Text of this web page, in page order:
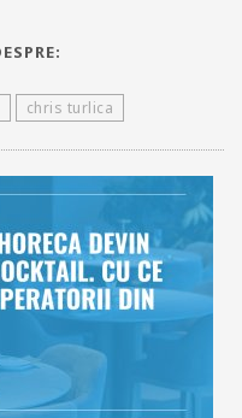
chris turlica